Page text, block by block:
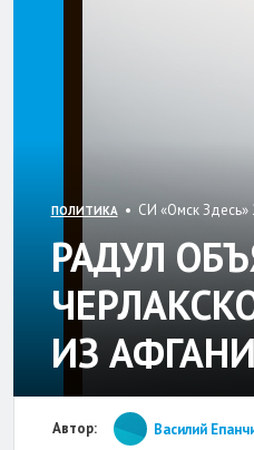
ПОЛИТИКА• СИ «Омск Здесь»
РАДУЛ
ИЗ
Автор: Василий